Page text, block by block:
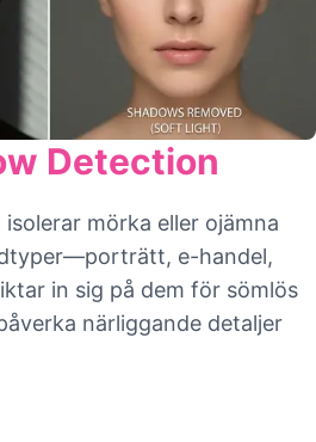
Detection
mörka eller ojämna
e-handel,
in sig på dem för sömlös
närliggande detaljer